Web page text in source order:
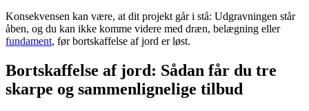
Konsekvensen kan være, at dit projekt går i stå: Udgravningen står
åben, og du kan ikke komme videre med dræn, belægning eller
fundament, før bortskaffelse af jord er løst.
Bortskaffelse af jord: Sådan får du tre
skarpe og sammenlignelige tilbud